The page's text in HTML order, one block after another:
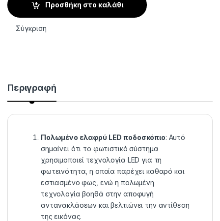
Προσθήκη στο καλάθι
Σύγκριση
Περιγραφή
Πολωμένο ελαφρύ LED ποδοσκόπιο: Αυτό
σημαίνει ότι το φωτιστικό σύστημα
χρησιμοποιεί τεχνολογία LED για τη
φωτεινότητα, η οποία παρέχει καθαρό και
εστιασμένο φως, ενώ η πολωμένη
τεχνολογία βοηθά στην αποφυγή
αντανακλάσεων και βελτιώνει την αντίθεση
της εικόνας.